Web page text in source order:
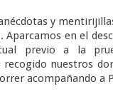
y
Aparcamos en el
previo a la
nuestros
acompañando a